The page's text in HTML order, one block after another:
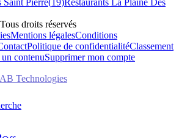
Saint Pierre(19)Restaurants La Plaine Des
droits réservés
Mentions légalesConditions
Politique de confidentialitéClassement
contenuSupprimer mon compte
Technologies